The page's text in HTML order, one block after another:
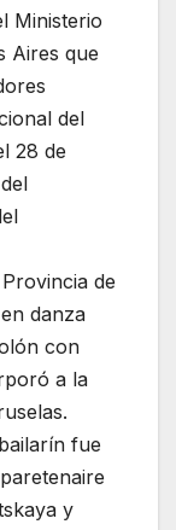
Ministerio
Aires que
del
28 de
de
danza
con
a la
fue
y